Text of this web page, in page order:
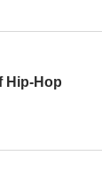
Hip-Hop